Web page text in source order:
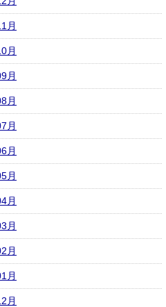
月
月
月
月
月
月
月
月
月
月
月
月